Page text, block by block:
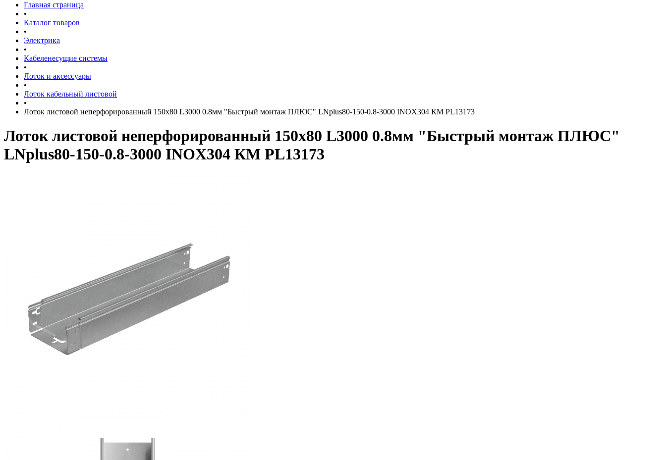
Главная страница
•
Каталог товаров
•
Электрика
•
Кабеленесущие системы
•
Лоток и аксессуары
•
Лоток кабельный листовой
•
Лоток листовой неперфорированный 150х80 L3000 0.8мм "Быстрый монтаж ПЛЮС" LNplus80-150-0.8-3000 INOX304 КМ PL13173
Лоток листовой неперфорированный 150х80 L3000 0.8мм "Быстрый монтаж ПЛЮС"
LNplus80-150-0.8-3000 INOX304 КМ PL13173